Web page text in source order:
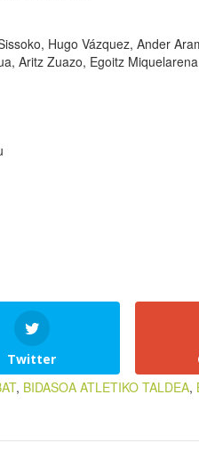
Hugo Vázquez, Ander
Aritz Zuazo, Egoitz
Twitter
, BIDASOA ATLETIKO TALDEA,